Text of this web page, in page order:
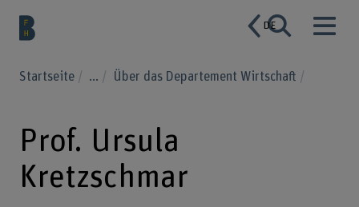
DE
Startseite ... Über das Departement Wirtschaft
Prof. Ursula
Kretzschmar